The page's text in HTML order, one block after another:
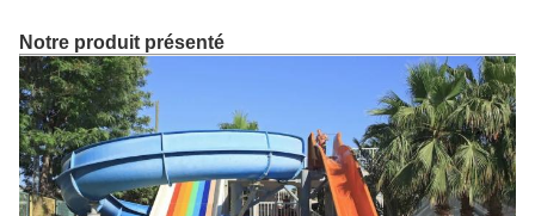
Notre produit présenté